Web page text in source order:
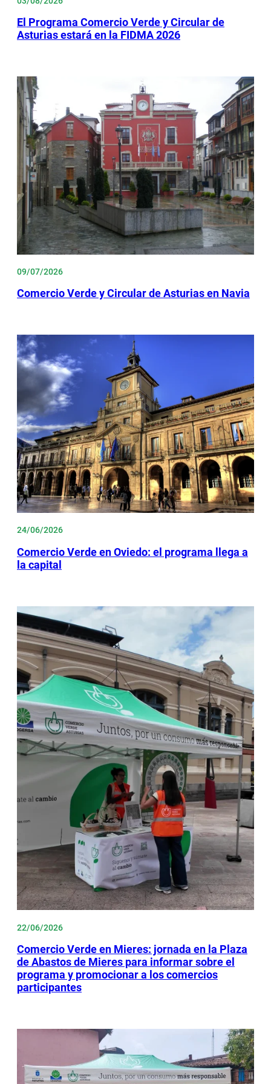
El Programa Comercio Verde y Circular de
Asturias estará en la FIDMA 2026
09/07/2026
Comercio Verde y Circular de Asturias en Navia
24/06/2026
Comercio Verde en Oviedo: el programa llega a
la capital
22/06/2026
Comercio Verde en Mieres: jornada en la Plaza
de Abastos de Mieres para informar sobre el
programa y promocionar a los comercios
participantes